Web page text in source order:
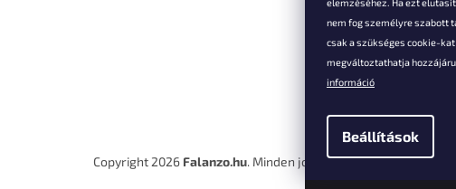
nem fog személyre szabott
csak a szükséges cookie-
megváltoztathatja
információ
Beállítások
Általános
Feltételek
A személyes adatok
védelmének
Elérhetőségi adatok
Copyright 2026 Falanzo.hu. Minden jog fenntartva.